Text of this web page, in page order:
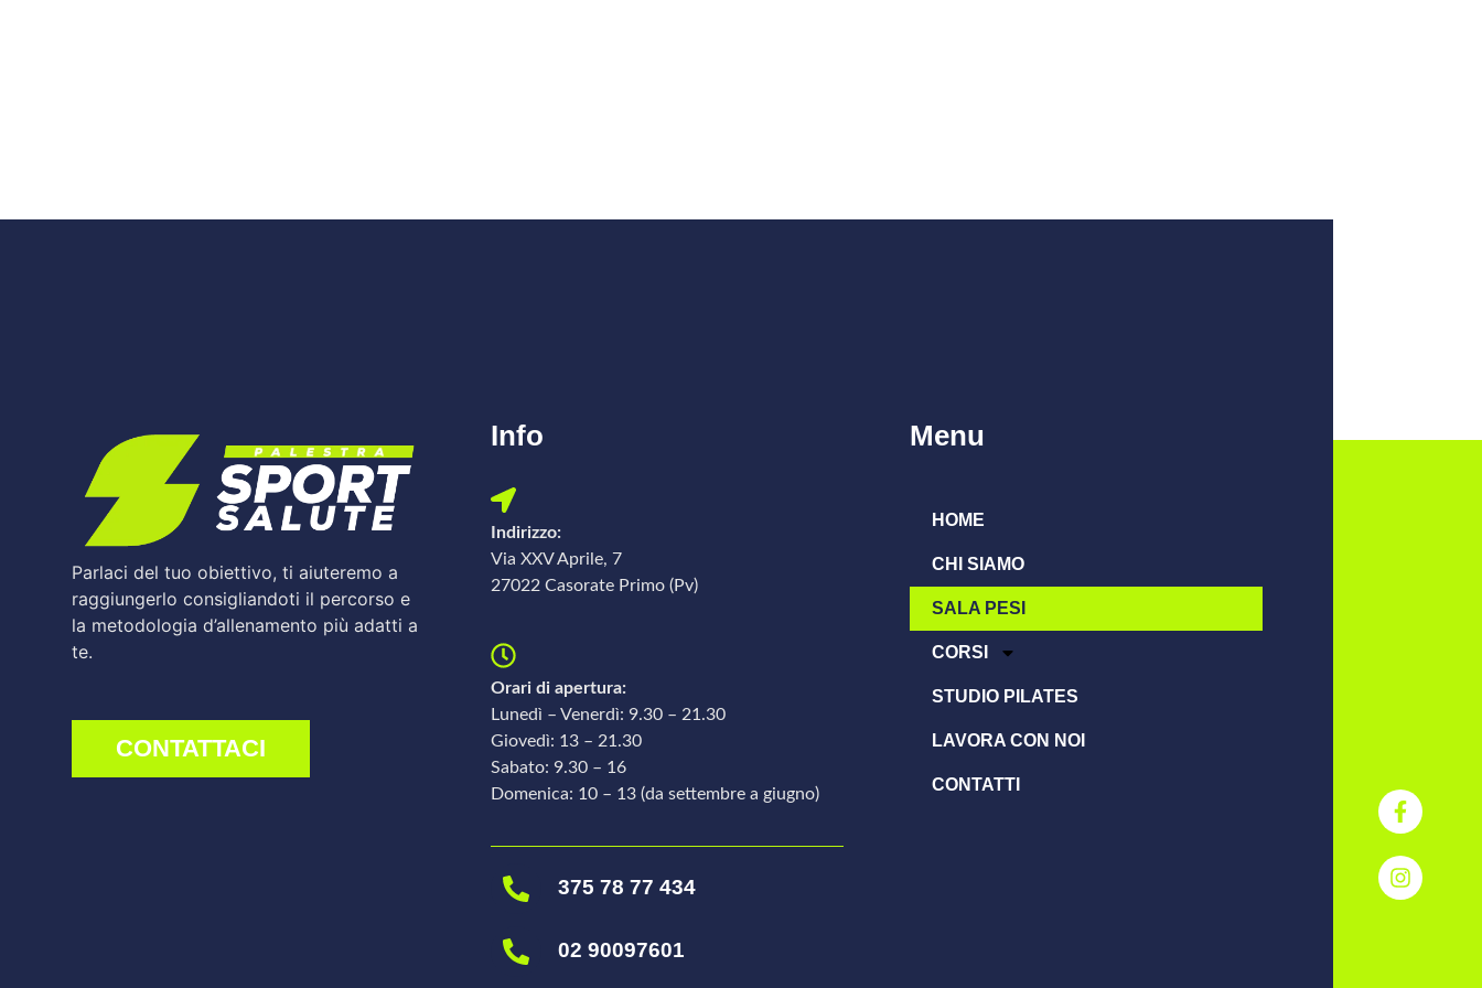
Parlaci del tuo obiettivo, ti aiuteremo a
raggiungerlo consigliandoti il percorso e
la metodologia d’allenamento più adatti a
te.
CONTATTACI
Info
Indirizzo:
Via XXV Aprile, 7
27022 Casorate Primo (Pv)
Orari di apertura:
Lunedì – Venerdì: 9.30 – 21.30
Giovedì: 13 – 21.30
Sabato: 9.30 – 16
Domenica: 10 – 13 (da settembre a giugno)
375 78 77 434
02 90097601
Menu
HOME
CHI SIAMO
SALA PESI
CORSI
STUDIO PILATES
LAVORA CON NOI
CONTATTI